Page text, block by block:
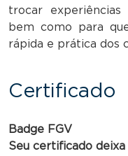
trocar
bem como para
rápida e prática dos
Certificado
Badge FGV
Seu certificado